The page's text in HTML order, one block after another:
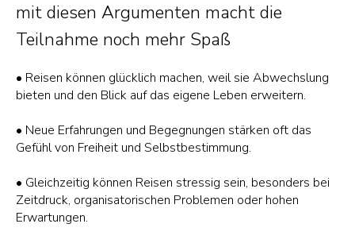
mit diesen Argumenten macht die
Teilnahme noch mehr Spaß
• Reisen können glücklich machen, weil sie Abwechslung
bieten und den Blick auf das eigene Leben erweitern.
• Neue Erfahrungen und Begegnungen stärken oft das
Gefühl von Freiheit und Selbstbestimmung.
• Gleichzeitig können Reisen stressig sein, besonders bei
Zeitdruck, organisatorischen Problemen oder hohen
Erwartungen.